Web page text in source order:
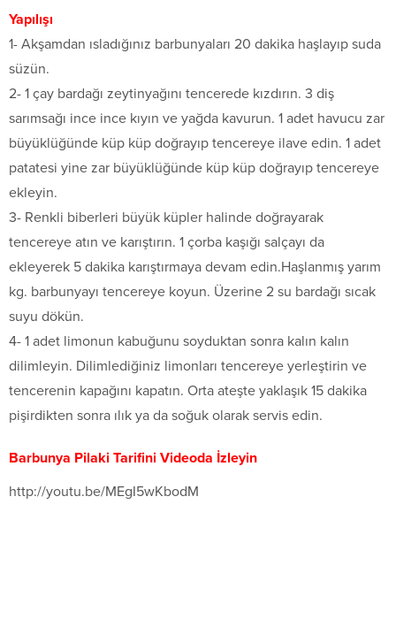
Yapılışı
1- Akşamdan ısladığınız barbunyaları 20 dakika haşlayıp suda
süzün.
2- 1 çay bardağı zeytinyağını tencerede kızdırın. 3 diş
sarımsağı ince ince kıyın ve yağda kavurun. 1 adet havucu zar
büyüklüğünde küp küp doğrayıp tencereye ilave edin. 1 adet
patatesi yine zar büyüklüğünde küp küp doğrayıp tencereye
ekleyin.
3- Renkli biberleri büyük küpler halinde doğrayarak
tencereye atın ve karıştırın. 1 çorba kaşığı salçayı da
ekleyerek 5 dakika karıştırmaya devam edin.Haşlanmış yarım
kg. barbunyayı tencereye koyun. Üzerine 2 su bardağı sıcak
suyu dökün.
4- 1 adet limonun kabuğunu soyduktan sonra kalın kalın
dilimleyin. Dilimlediğiniz limonları tencereye yerleştirin ve
tencerenin kapağını kapatın. Orta ateşte yaklaşık 15 dakika
pişirdikten sonra ılık ya da soğuk olarak servis edin.
Barbunya Pilaki Tarifini Videoda İzleyin
http://youtu.be/MEgI5wKbodM